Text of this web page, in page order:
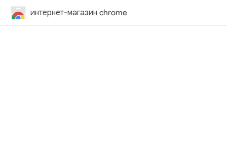
интернет-магазин chrome